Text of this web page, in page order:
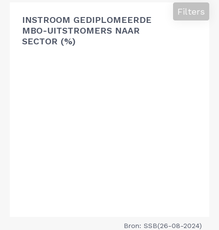
INSTROOM GEDIPLOMEERDE
MBO-UITSTROMERS NAAR
SECTOR (%)
Filters
Bron: SSB(26-08-2024)